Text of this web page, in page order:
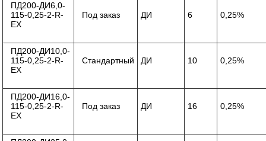
ПД200-ДИ6,0-
115-0,25-2-R-
ЕХ
Под заказ ДИ 6 0,25%
ПД200-ДИ10,0-
115-0,25-2-R-
ЕХ
Стандартный ДИ 10 0,25%
ПД200-ДИ16,0-
115-0,25-2-R-
ЕХ
Под заказ ДИ 16 0,25%